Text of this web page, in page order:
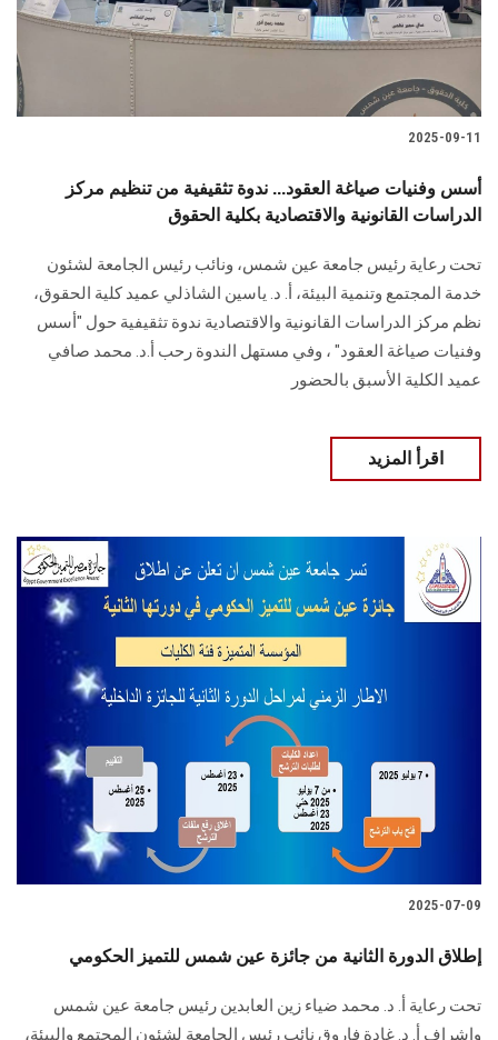
2025-09-11
أسس وفنيات صياغة العقود... ندوة تثقيفية من تنظيم مركز
الدراسات القانونية والاقتصادية بكلية الحقوق
تحت رعاية رئيس جامعة عين شمس، ونائب رئيس الجامعة لشئون
خدمة المجتمع وتنمية البيئة، أ. د. ياسين الشاذلي عميد كلية الحقوق،
نظم مركز الدراسات القانونية والاقتصادية ندوة تثقيفية حول "أسس
وفنيات صياغة العقود" ، وفي مستهل الندوة رحب أ.د. محمد صافي
عميد الكلية الأسبق بالحضور
اقرأ المزيد
2025-07-09
إطلاق الدورة الثانية من جائزة عين شمس للتميز الحكومي
تحت رعاية أ. د. محمد ضياء زين العابدين رئيس جامعة عين شمس
وإشراف أ. د. غادة فاروق نائب رئيس الجامعة لشئون المجتمع والبيئة،